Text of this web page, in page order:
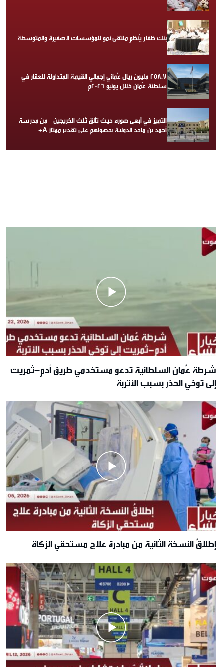
بنك ظفار يُنظم ملتقى نمو للمؤسسات الصغيرة والمتوسطة
258.7 مليون ريال عُماني إجمالي القيمة المتداولة للعقار في
سلطنة عُمان خلال يونيو 2026م
التميز في أبهى صوره حيث تألق ثلث الخريجين من مدرسة
أحمد بن ماجد الدولية بحصولهم على تقدير ممتاز A+
شرطة عُمان السلطانية تدعو مستخدمي طريق أدم–ثمريت
إلى توخي الحذر بسبب الأتربة
إطلاقُ النسخة الثانية من مبادرة علاج مستحقي الزكاة